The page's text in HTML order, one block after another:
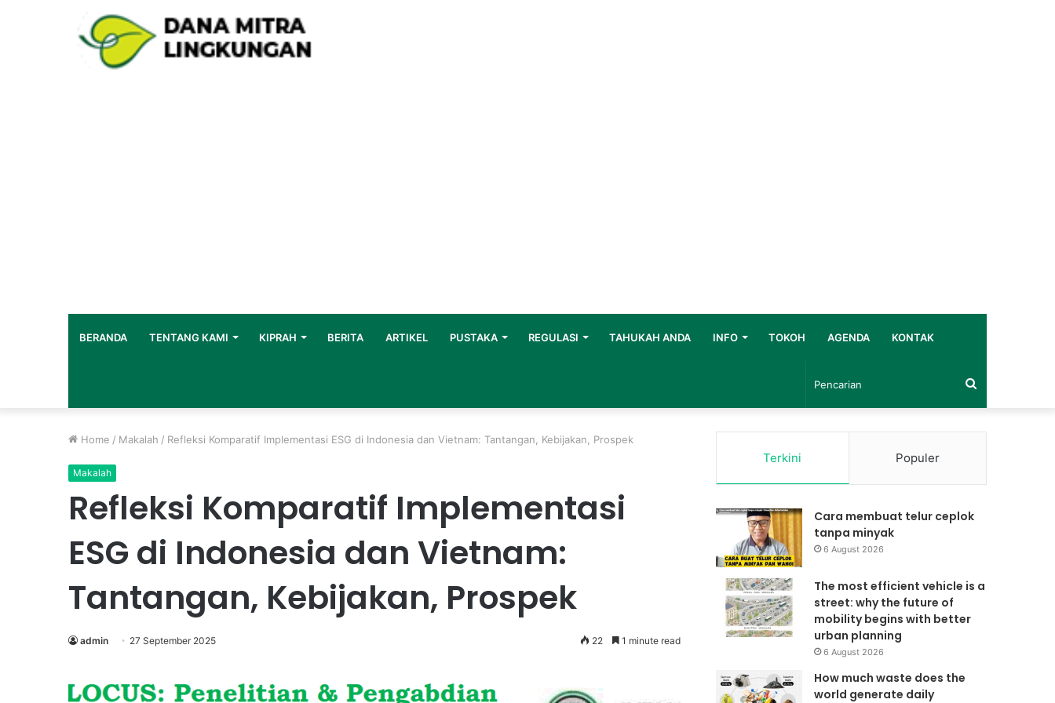
BERANDA TENTANG KAMI KIPRAH BERITA ARTIKEL PUSTAKA REGULASI TAHUKAH ANDA INFO TOKOH AGENDA KONTAK
Pencarian
Home / Makalah / Refleksi Komparatif Implementasi ESG di Indonesia dan Vietnam: Tantangan, Kebijakan, Prospek
Makalah
Refleksi Komparatif Implementasi
ESG di Indonesia dan Vietnam:
Tantangan, Kebijakan, Prospek
admin 27 September 2025 22 1 minute read
Terkini Populer
Cara membuat telur ceplok
tanpa minyak
6 August 2026
The most efficient vehicle is a
street: why the future of
mobility begins with better
urban planning
6 August 2026
How much waste does the
world generate daily